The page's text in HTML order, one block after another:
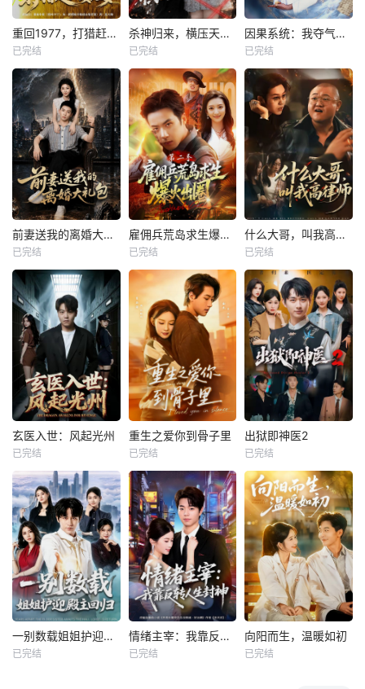
重回1977，打猎赶山娶老婆
已完结
杀神归来，横压天下无敌
已完结
因果系统：我夺气运救苍生
已完结
前妻送我的离婚大礼包
已完结
雇佣兵荒岛求生爆火出圈第二季
已完结
什么大哥，叫我高律师
已完结
玄医入世：风起光州
已完结
重生之爱你到骨子里
已完结
出狱即神医2
已完结
一别数载姐姐护迎殿主回归
已完结
情绪主宰：我靠反转人生封神
已完结
向阳而生，温暖如初
已完结